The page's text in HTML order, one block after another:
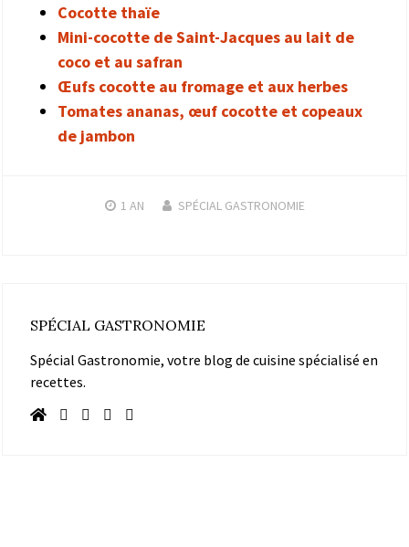
Cocotte thaïe
Mini-cocotte de Saint-Jacques au lait de
coco et au safran
Œufs cocotte au fromage et aux herbes
Tomates ananas, œuf cocotte et copeaux
de jambon
1 AN SPÉCIAL GASTRONOMIE
SPÉCIAL GASTRONOMIE
Spécial Gastronomie, votre blog de cuisine spécialisé en
recettes.